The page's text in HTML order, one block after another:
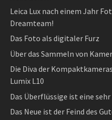
Leica Lux nach einem Jahr
Dreamteam!
Das Foto als digitaler Furz
Über das Sammeln von
Die Diva der
Lumix L10
Das Überflüssige ist eine
Das Neue ist der Feind des